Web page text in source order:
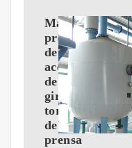
Máquina
prensadora
de
aceite
de
girasol,
tornillo
de
prensa